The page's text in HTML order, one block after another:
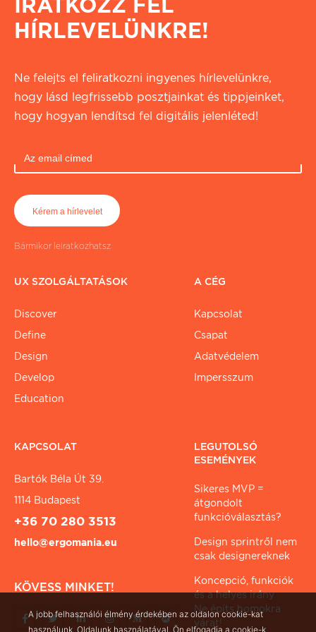
HÍRLEVELÜNKRE!
Ne felejts el feliratkozni ingyenes hírlevelünkre,
hogy lásd legfrissebb posztjainkat és tippjeinket,
hogy hogyan lendítsd fel digitális jelenléted!
Bármikor leiratkozhatsz
UX SZOLGÁLTATÁSOK
Discover
Define
Design
Develop
Education
A CÉG
Kapcsolat
Csapat
Adatvédelem
Impersszum
KAPCSOLAT
Bartók Béla Út 39.
1114 Budapest
+36 70 280 3513
hello@ergomania.eu
KÖVESS MINKET!
LEGUTOLSÓ
ESEMÉNYEK
Sikeres MVP =
átgondolt
funkcióválasztás?
Design sprintről nem
csak designereknek
Koncepció, funkciók
és a helyes irány
Ne építs homokra
várat!
A jobb felhasználói élmény érdekében az oldalon cookie-kat
használunk. Oldalunk használatával, Ön elfogadja a cookie-k